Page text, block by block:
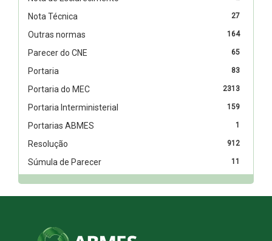
27
Nota Técnica
164
Outras normas
65
Parecer do CNE
83
Portaria
2313
Portaria do MEC
159
Portaria Interministerial
1
Portarias ABMES
912
Resolução
11
Súmula de Parecer